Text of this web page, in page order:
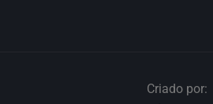
Criado por: